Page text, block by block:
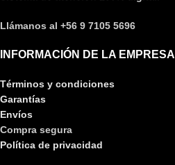
Llámanos al +56 9 7105 5696
INFORMACIÓN DE LA EMPRESA
Términos y condiciones
Garantías
Envíos
Compra segura
Política de privacidad